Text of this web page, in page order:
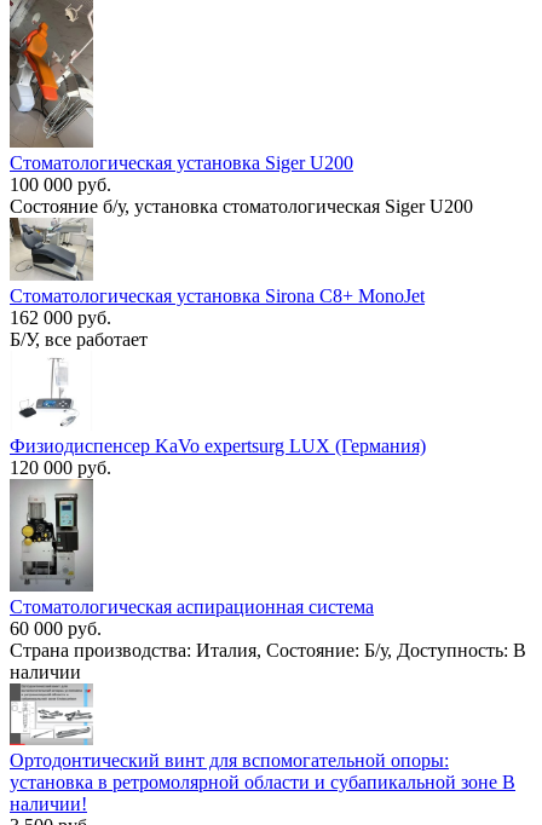
Стоматологическая установка Siger U200
100 000 руб.
Состояние б/у, установка стоматологическая Siger U200
Стоматологическая установка Sirona C8+ MonoJet
162 000 руб.
Б/У, все работает
Физиодиспенсер KaVo expertsurg LUX (Германия)
120 000 руб.
Стоматологическая аспирационная система
60 000 руб.
Страна производства: Италия, Состояние: Б/у, Доступность: В
наличии
Ортодонтический винт для вспомогательной опоры:
установка в ретромолярной области и субапикальной зоне В
наличии!